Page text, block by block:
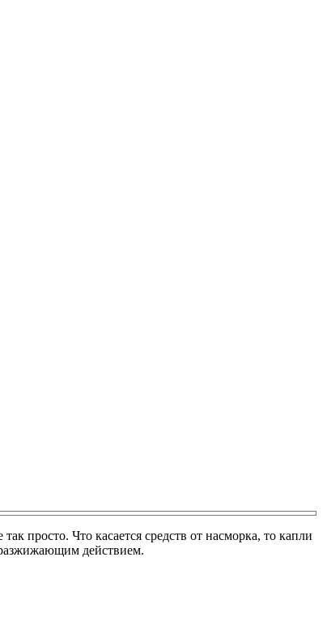
просто. Что касается средств от насморка, то капли
действием.